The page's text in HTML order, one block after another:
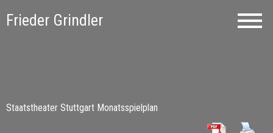
Frieder Grindler
Staatstheater Stuttgart Monatsspielplan